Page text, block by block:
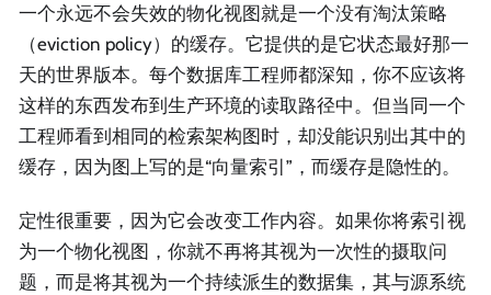
一个永远不会失效的物化视图就是一个没有淘汰策略
（eviction policy）的缓存。它提供的是它状态最好那一
天的世界版本。每个数据库工程师都深知，你不应该将
这样的东西发布到生产环境的读取路径中。但当同一个
工程师看到相同的检索架构图时，却没能识别出其中的
缓存，因为图上写的是“向量索引”，而缓存是隐性的。
定性很重要，因为它会改变工作内容。如果你将索引视
为一个物化视图，你就不再将其视为一次性的摄取问
题，而是将其视为一个持续派生的数据集，其与源系统